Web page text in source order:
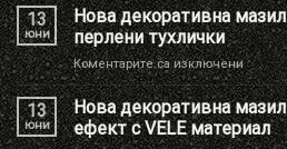
на
Шоу
РУМ
13
юни
Нова декоративна
перлени тухлички
Коментарите са изключениза
Нова
с
13
юни
Нова декоративна
ефект с VELE материал